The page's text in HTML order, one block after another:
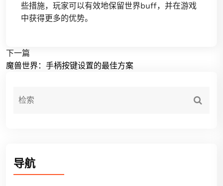
些措施，玩家可以有效地保留世界buff，并在游戏
中获得更多的优势。
下一篇
魔兽世界：手柄按键设置的最佳方案
导航